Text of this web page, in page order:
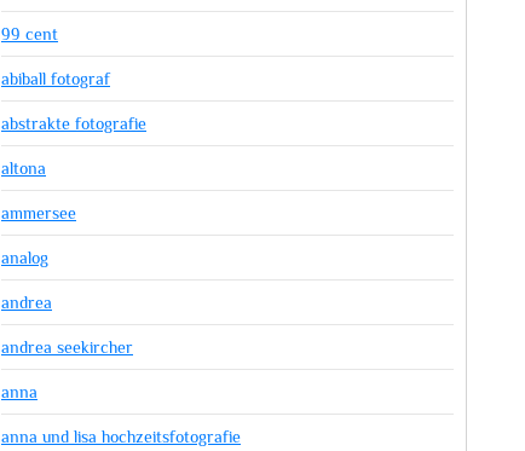
99 cent
abiball fotograf
abstrakte fotografie
altona
ammersee
analog
andrea
andrea seekircher
anna
anna und lisa hochzeitsfotografie